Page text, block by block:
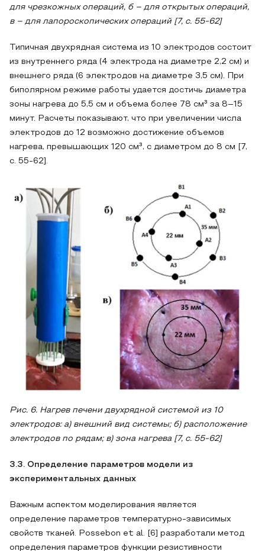
для чрезкожных операций, б – для открытых операций,
в – для лапороскопических операций [7, с. 55-62]
Типичная двухрядная система из 10 электродов состоит
из внутреннего ряда (4 электрода на диаметре 2,2 см) и
внешнего ряда (6 электродов на диаметре 3,5 см). При
биполярном режиме работы удается достичь диаметра
зоны нагрева до 5,5 см и объема более 78 см³ за 8–15
минут. Расчеты показывают, что при увеличении числа
электродов до 12 возможно достижение объемов
нагрева, превышающих 120 см³, с диаметром до 8 см [7,
с. 55-62].
Рис. 6. Нагрев печени двухрядной системой из 10
электродов: а) внешний вид системы; б) расположение
электродов по рядам; в) зона нагрева [7, с. 55-62]
3.3. Определение параметров модели из
экспериментальных данных
Важным аспектом моделирования является
определение параметров температурно-зависимых
свойств тканей. Possebon et al. [6] разработали метод
определения параметров функции резистивности